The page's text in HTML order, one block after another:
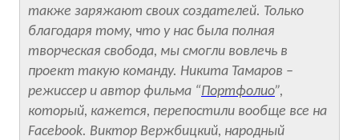
также заряжают своих создателей. Только
благодаря тому, что у нас была полная
творческая свобода, мы смогли вовлечь в
проект такую команду. Никита Тамаров –
режиссер и автор фильма “Портфолио”,
который, кажется, перепостили вообще все на
Facebook. Виктор Вержбицкий, народный